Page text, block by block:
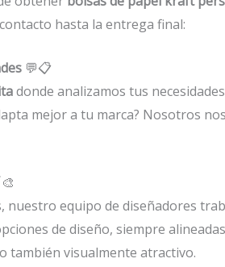
hasta la entrega final:
💬📋
donde analizamos tus
mejor a tu marca? Nosotros
nuestro equipo de diseñadores
de diseño, siempre
también visualmente atractivo.